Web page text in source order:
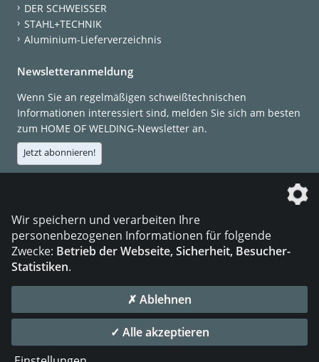
DER SCHWEISSER
STAHL+TECHNIK
Aluminium-Lieferverzeichnis
Newsletteranmeldung
Wenn Sie an regelmäßigen schweißtechnischen
Informationen interessiert sind, melden Sie sich am besten
zum HOME OF WELDING-Newsletter an.
Jetzt abonnieren!
Die DVS Media GmbH ist ein Unternehmen der
© 2026 DVS Media GmbH
Datenschutzeinstellungen
Wir speichern und verarbeiten Ihre
personenbezogenen Informationen für folgende
Zwecke: Betrieb der Webseite, Sicherheit, Besucher-
Statistiken.
✗ Ablehnen
✓ Alle akzeptieren